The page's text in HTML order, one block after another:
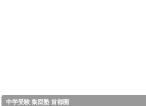
中学受験 集団塾 首都圏